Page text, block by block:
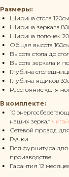
Размеры:
Ширина стола 120см
Ширина зеркала
Ширина полочек
Общая высота
Высота стола до
Высота зеркала и
Глубина
Глубина ящиков
Расстояние «для
В комплекте:
10
наших зеркал
Сетевой провод
Ручки
Вся фурнитура для
производстве
Гарантия 12